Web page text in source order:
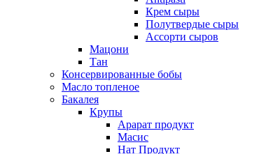
Крем сыры
Полутвердые сыры
Ассорти сыров
Мацони
Тан
Консервированные бобы
Масло топленое
Бакалея
Крупы
Арарат продукт
Масис
Нат Продукт